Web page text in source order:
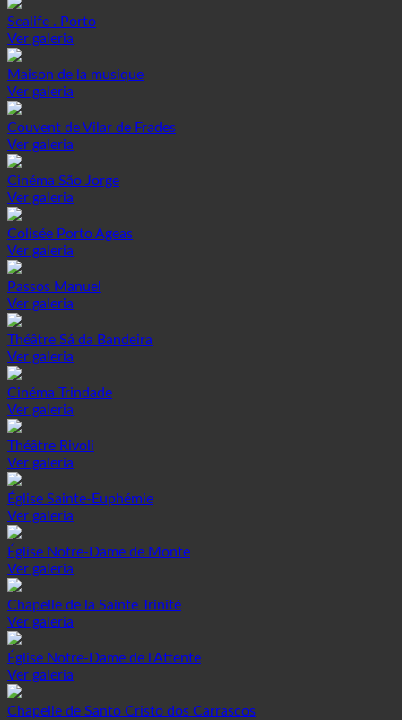
Sealife . Porto
Ver galeria
Maison de la musique
Ver galeria
Couvent de Vilar de Frades
Ver galeria
Cinéma São Jorge
Ver galeria
Colisée Porto Ageas
Ver galeria
Passos Manuel
Ver galeria
Théâtre Sá da Bandeira
Ver galeria
Cinéma Trindade
Ver galeria
Théâtre Rivoli
Ver galeria
Église Sainte-Euphémie
Ver galeria
Église Notre-Dame de Monte
Ver galeria
Chapelle de la Sainte Trinité
Ver galeria
Église Notre-Dame de l'Attente
Ver galeria
Chapelle de Santo Cristo dos Carrascos